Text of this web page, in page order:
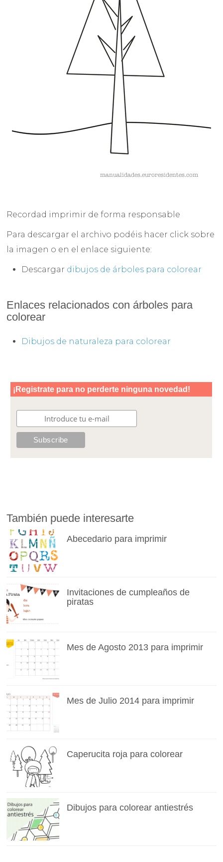
Recordad imprimir de forma responsable
Para descargar el archivo podéis hacer click sobre
la imagen o en el enlace siguiente:
Descargar dibujos de árboles para colorear
Enlaces relacionados con árboles para
colorear
Dibujos de naturaleza para colorear
También puede interesarte
Abecedario para imprimir
Invitaciones de cumpleaños de
piratas
Mes de Agosto 2013 para imprimir
Mes de Julio 2014 para imprimir
Caperucita roja para colorear
Dibujos para colorear antiestrés